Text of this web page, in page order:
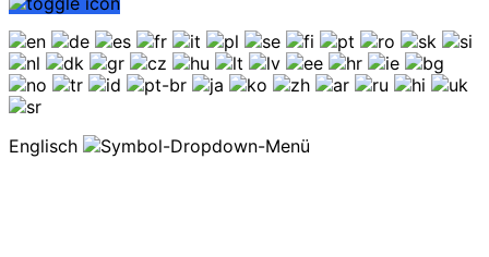
Englisch